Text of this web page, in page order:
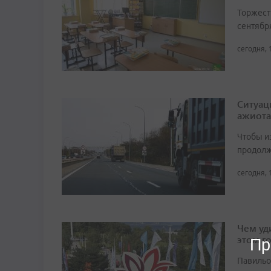
сегодня,
Чтобы
сегодня,
Чем
этом